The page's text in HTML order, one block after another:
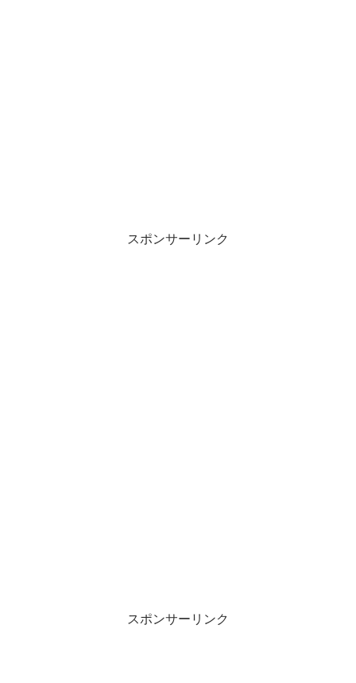
スポンサーリンク
スポンサーリンク